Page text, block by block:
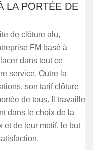
LA PORTÉE DE
de clôture alu,
FM basé à
dans tout ce
service. Outre la
son tarif clôture
de tous. Il travaille
dans le choix de la
et de leur motif, le but